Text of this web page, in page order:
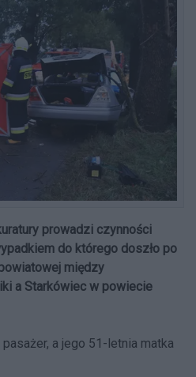
prowadzi czynności
do którego doszło po
między
a Starkówiec w powiecie
a jego 51-letnia matka